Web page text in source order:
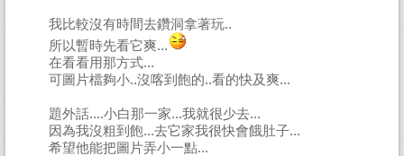
我比較沒有時間去鑽洞拿著玩..
所以暫時先看它爽...
在看看用那方式...
可圖片檔夠小..沒喀到飽的..看的快及爽...
題外話....小白那一家...我就很少去...
因為我沒粗到飽...去它家我很快會餓肚子...
希望他能把圖片弄小一點...